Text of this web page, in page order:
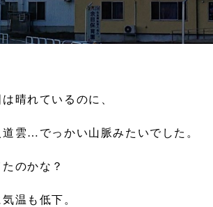
晴れているのに、
雲…でっかい山脈みたいでした。
のかな？
温も低下。